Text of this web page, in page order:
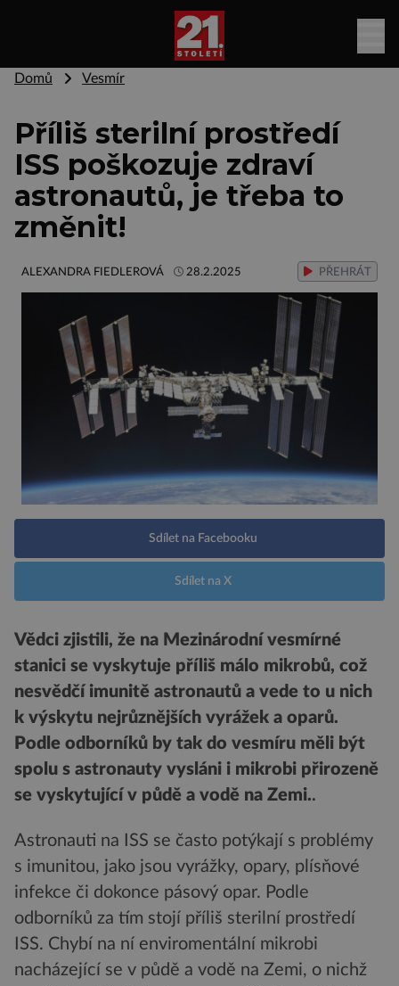
Domů Vesmír
Příliš sterilní prostředí
ISS poškozuje zdraví
astronautů, je třeba to
změnit!
ALEXANDRA FIEDLEROVÁ 28.2.2025 PŘEHRÁT
Sdílet na Facebooku
Sdílet na X
Vědci zjistili, že na Mezinárodní vesmírné
stanici se vyskytuje příliš málo mikrobů, což
nesvědčí imunitě astronautů a vede to u nich
k výskytu nejrůznějších vyrážek a oparů.
Podle odborníků by tak do vesmíru měli být
spolu s astronauty vysláni i mikrobi přirozeně
se vyskytující v půdě a vodě na Zemi..
Astronauti na ISS se často potýkají s problémy
s imunitou, jako jsou vyrážky, opary, plísňové
infekce či dokonce pásový opar. Podle
odborníků za tím stojí příliš sterilní prostředí
ISS. Chybí na ní enviromentální mikrobi
nacházející se v půdě a vodě na Zemi, o nichž